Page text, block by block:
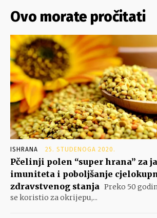
Ovo morate pročitati
ISHRANA 25. STUDENOGA 2020.
Pčelinji polen “super hrana” za
imuniteta i poboljšanje
zdravstvenog stanja Preko 50
se koristio za okrijepu,...